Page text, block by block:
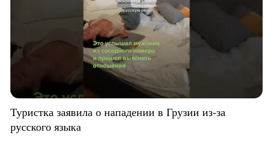
Туристка заявила о нападении в Грузии из-за
русского языка